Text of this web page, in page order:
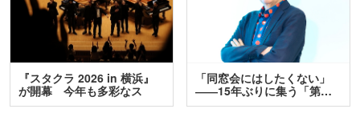
『スタクラ 2026 in 横浜』
が開幕 今年も多彩なス
テ…
「同窓会にはしたくない」
――15年ぶりに集う「第…